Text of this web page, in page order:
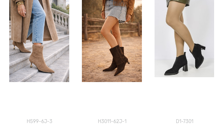
H599-6J-3 H3011-62J-1 D1-7301